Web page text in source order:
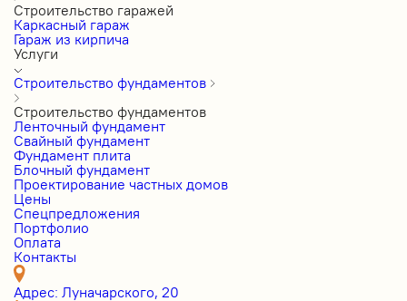
Строительство гаражей
Каркасный гараж
Гараж из кирпича
Услуги
Строительство фундаментов
Строительство фундаментов
Ленточный фундамент
Свайный фундамент
Фундамент плита
Блочный фундамент
Проектирование частных домов
Цены
Cпецпредложения
Портфолио
Оплата
Контакты
Адрес: Луначарского, 20